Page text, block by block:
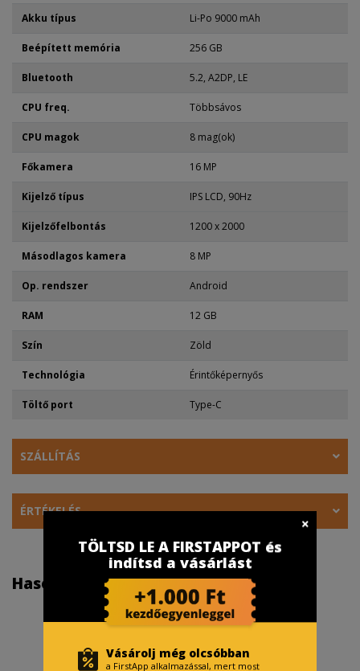
Akku típus Li-Po 9000 mAh
Beépített memória 256 GB
Bluetooth 5.2, A2DP, LE
CPU freq. Többsávos
CPU magok 8 mag(ok)
Főkamera 16 MP
Kijelző típus IPS LCD, 90Hz
Kijelzőfelbontás 1200 x 2000
Másodlagos kamera 8 MP
Op. rendszer Android
RAM 12 GB
Szín Zöld
Technológia Érintőképernyős
Töltő port Type-C
SZÁLLÍTÁS
ÉRTÉKELÉS
Hasonló termékek
TÖLTSD LE A FIRSTAPPOT és
indítsd a vásárlást
Vásárolj még olcsóbban
a FirstApp alkalmazással, mert most